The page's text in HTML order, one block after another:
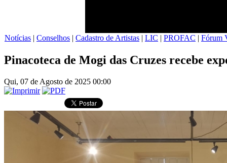
Notícias | Conselhos | Cadastro de Artistas | LIC | PROFAC | Fórum
Pinacoteca de Mogi das Cruzes recebe
Qui, 07 de Agosto de 2025 00:00